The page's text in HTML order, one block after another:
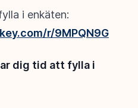
i enkäten:
r/9MPQN9G
dig tid att fylla i